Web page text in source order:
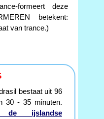
formeert deze
betekent:
van trance.)
bestaat uit 96
30 - 35 minuten.
de ijslandse